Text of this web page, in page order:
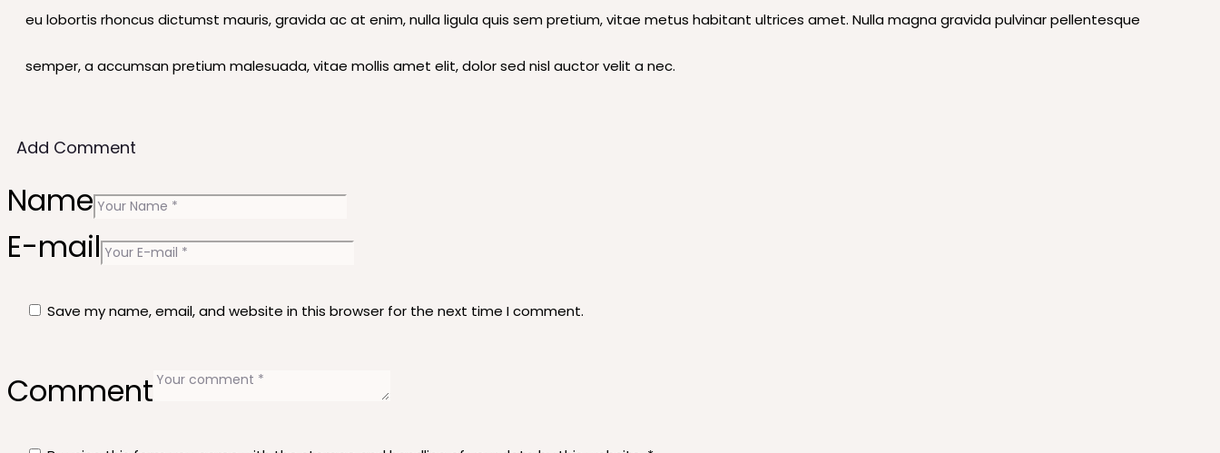
eu lobortis rhoncus dictumst mauris, gravida ac at enim, nulla ligula quis sem pretium, vitae metus habitant ultrices amet. Nulla magna gravida pulvinar pellentesque
semper, a accumsan pretium malesuada, vitae mollis amet elit, dolor sed nisl auctor velit a nec.
Add Comment
Name
E-mail
Save my name, email, and website in this browser for the next time I comment.
Comment